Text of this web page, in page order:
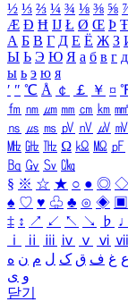
½ ⅓ ⅔ ¼ ¾ ⅛ ⅜ ⅝
Æ Ð Ħ Ĳ Ł Ø Œ Þ Ŧ
А Б В Г Д Е Ё Ж З
Ы Ь Э Ю Я а б в г д
ы ь э ю я
′ ″ ℃ Å ￠ ￡ ￥ ¤
㎙ ㎚ ㎛ ㎜ ㎝ ㎞ ㎟
㎱ ㎲ ㎳ ㎴ ㎵ ㎶ ㎷
㎒ ㎓ ㎔ Ω ㏀ ㏁ ㎊
㏃ ㏉ ㏜ ㏆
§ ※ ☆ ★ ○ ● ◎ ◇
♠ ♡ ♥ ♧ ♣ ⊙ ◈ ▣
‡ ↕ ↗ ↙ ↖ ↘ ♭ ♩
ⅰ
ⅱ ⅲ ⅳ ⅴ ⅵ ⅶ
ع غ ف ق ک ل م ن ه
و ی
닫기